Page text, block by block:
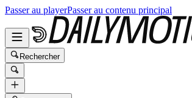
Passer au playerPasser au contenu principal
Rechercher